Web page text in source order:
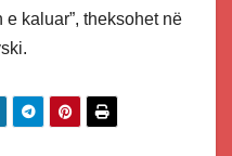
kaluar”, theksohet në